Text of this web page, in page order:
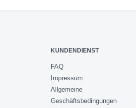
KUNDENDIENST
FAQ
Impressum
Allgemeine
Geschäftsbedingungen